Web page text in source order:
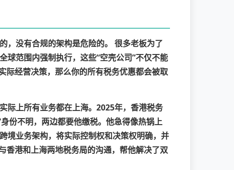
，没有合规的架构是危险的。 很多老板为了
球范围内强制执行，这些“空壳公司”不仅不能
际经营决策，那么你的所有税务优惠都会被取
际上所有业务都在上海。2025年，香港税务
身份不明，两边都要他缴税。他急得像热锅上
境业务架构，将实际控制权和决策权明确，并
香港和上海两地税务局的沟通，帮他解决了双